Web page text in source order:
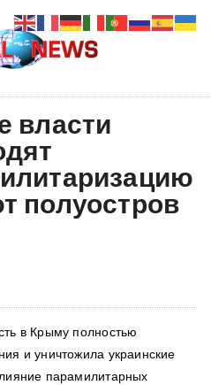
власти
полуостров
в Крыму полностью
и уничтожила украинские
парамилитарных